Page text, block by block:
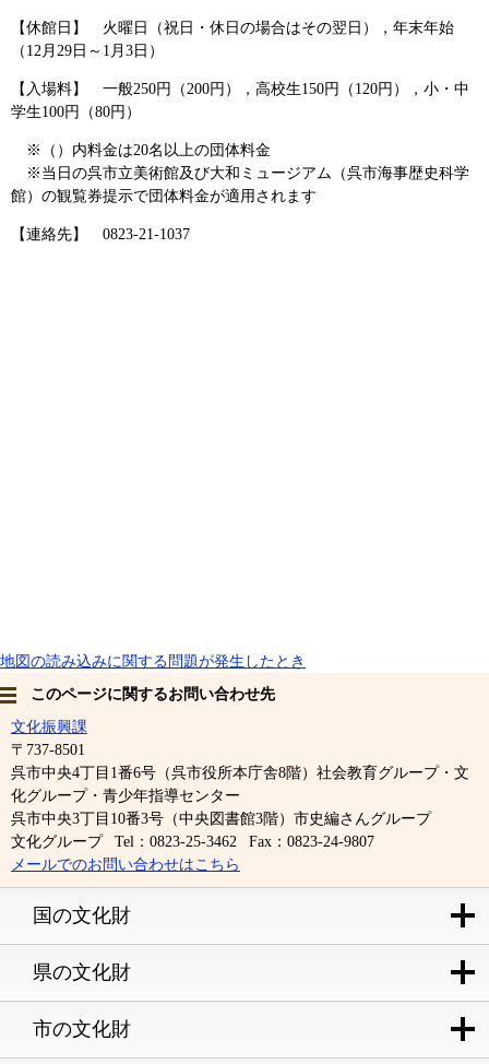
【休館日】 火曜日（祝日・休日の場合はその翌日），年末年始
（12月29日～1月3日）
【入場料】 一般250円（200円），高校生150円（120円），小・中
学生100円（80円）
※（）内料金は20名以上の団体料金
※当日の呉市立美術館及び大和ミュージアム（呉市海事歴史科学
館）の観覧券提示で団体料金が適用されます
【連絡先】 0823-21-1037
地図の読み込みに関する問題が発生したとき
このページに関するお問い合わせ先
文化振興課
〒737-8501
呉市中央4丁目1番6号（呉市役所本庁舎8階）社会教育グループ・文
化グループ・青少年指導センター
呉市中央3丁目10番3号（中央図書館3階）市史編さんグループ
文化グループ
Tel：0823-25-3462
Fax：0823-24-9807
メールでのお問い合わせはこちら
国の文化財
県の文化財
市の文化財